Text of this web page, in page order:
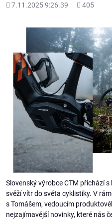
Přidáno
7.11.2025 9:26.39
Počet
405
Slovenský výrobce CTM přichází
svěží vítr do světa cyklistiky. V
s Tomášem, vedoucím
nejzajímavější novinky, které nás